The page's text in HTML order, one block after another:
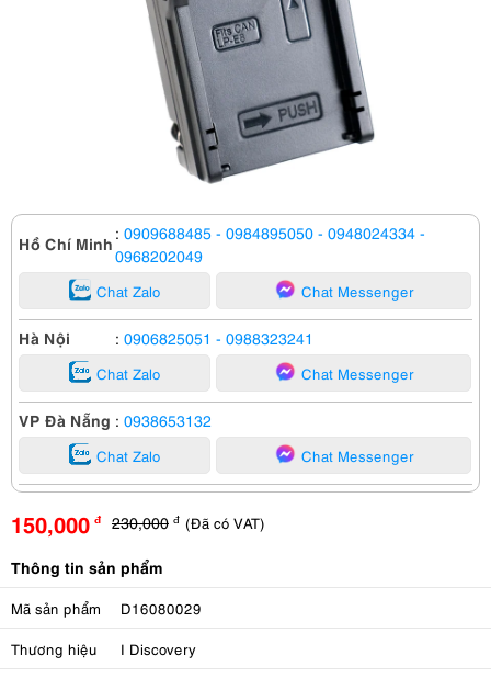
Hồ Chí Minh : 0909688485 - 0984895050 - 0948024334 -
0968202049
Chat Zalo Chat Messenger
Hà Nội : 0906825051 - 0988323241
Chat Zalo Chat Messenger
VP Đà Nẵng : 0938653132
Chat Zalo Chat Messenger
150,000 đ 230,000 đ (Đã có VAT)
Thông tin sản phẩm
Mã sản phẩm D16080029
Thương hiệu I Discovery